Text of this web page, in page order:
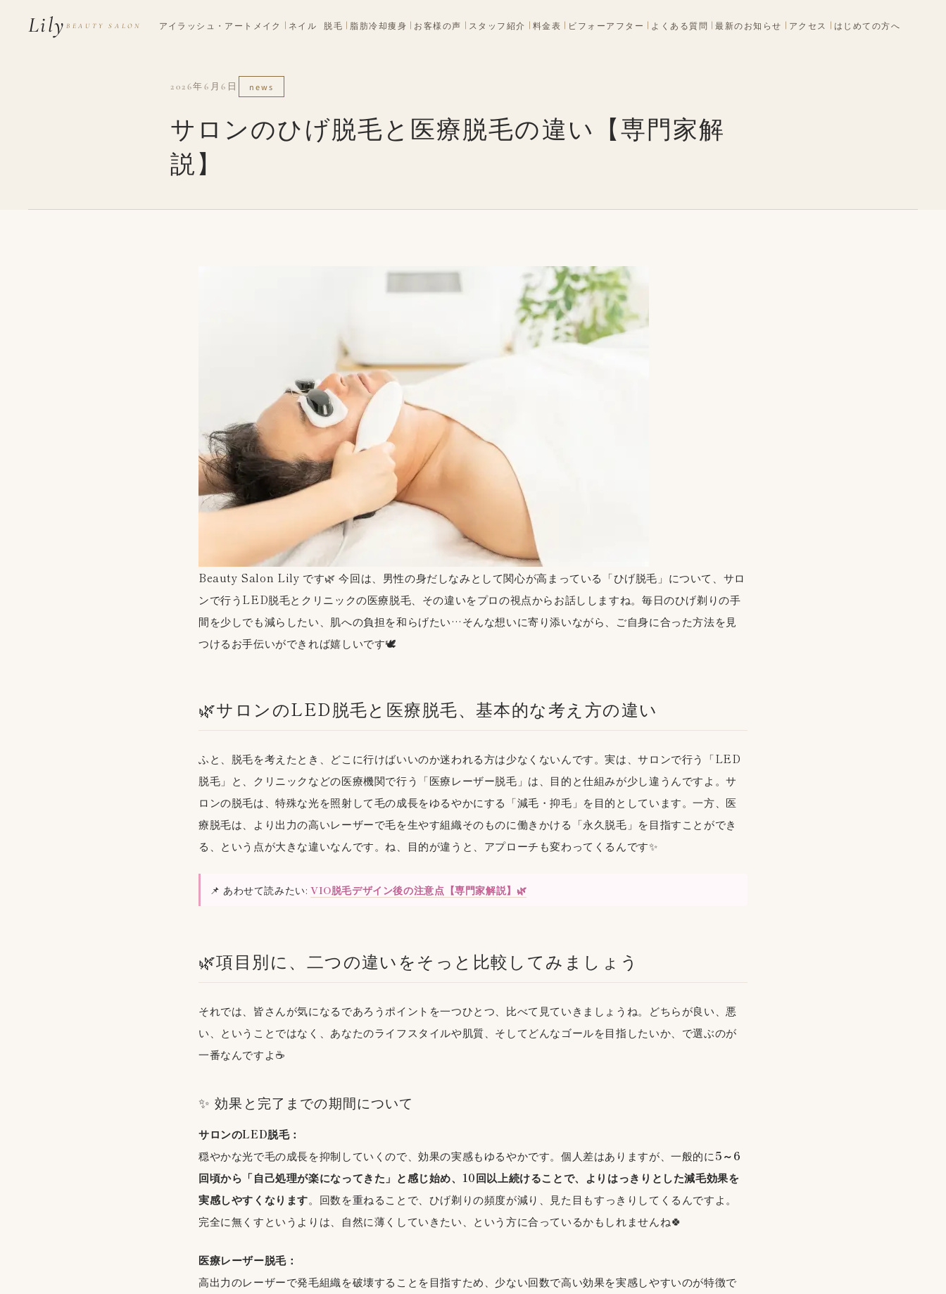
Lily BEAUTY SALON アイラッシュ・アートメイク ネイル 脱毛 脂肪冷却痩身 お客様の声 スタッフ紹介 料金表 ビフォーアフター よくある質問 最新のお知らせ アクセス はじめての方へ
2026年6月6日 news
サロンのひげ脱毛と医療脱毛の違い【専門家解
説】
Beauty Salon Lily です🌿 今回は、男性の身だしなみとして関心が高まっている「ひげ脱毛」について、サロ
ンで行うLED脱毛とクリニックの医療脱毛、その違いをプロの視点からお話ししますね。毎日のひげ剃りの手
間を少しでも減らしたい、肌への負担を和らげたい…そんな想いに寄り添いながら、ご自身に合った方法を見
つけるお手伝いができれば嬉しいです🕊️
🌿サロンのLED脱毛と医療脱毛、基本的な考え方の違い
ふと、脱毛を考えたとき、どこに行けばいいのか迷われる方は少なくないんです。実は、サロンで行う「LED
脱毛」と、クリニックなどの医療機関で行う「医療レーザー脱毛」は、目的と仕組みが少し違うんですよ。サ
ロンの脱毛は、特殊な光を照射して毛の成長をゆるやかにする「減毛・抑毛」を目的としています。一方、医
療脱毛は、より出力の高いレーザーで毛を生やす組織そのものに働きかける「永久脱毛」を目指すことができ
る、という点が大きな違いなんです。ね、目的が違うと、アプローチも変わってくるんです✨
📌 あわせて読みたい:VIO脱毛デザイン後の注意点【専門家解説】🌿
🌿項目別に、二つの違いをそっと比較してみましょう
それでは、皆さんが気になるであろうポイントを一つひとつ、比べて見ていきましょうね。どちらが良い、悪
い、ということではなく、あなたのライフスタイルや肌質、そしてどんなゴールを目指したいか、で選ぶのが
一番なんですよ☕
✨ 効果と完了までの期間について
サロンのLED脱毛：
穏やかな光で毛の成長を抑制していくので、効果の実感もゆるやかです。個人差はありますが、一般的に5～6
回頃から「自己処理が楽になってきた」と感じ始め、10回以上続けることで、よりはっきりとした減毛効果を
実感しやすくなります。回数を重ねることで、ひげ剃りの頻度が減り、見た目もすっきりしてくるんですよ。
完全に無くすというよりは、自然に薄くしていきたい、という方に合っているかもしれませんね🍀
医療レーザー脱毛：
高出力のレーザーで発毛組織を破壊することを目指すため、少ない回数で高い効果を実感しやすいのが特徴で